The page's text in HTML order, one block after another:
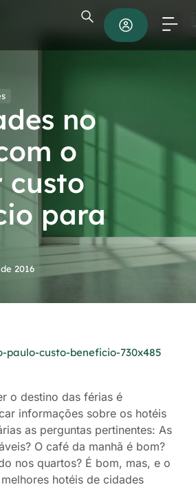
no
o
custo
para
2016
o destino das férias é
informações sobre os hotéis
as perguntas pertinentes: As
O café da manhã é bom?
nos quartos? É bom, mas, e o
hotéis de cidades